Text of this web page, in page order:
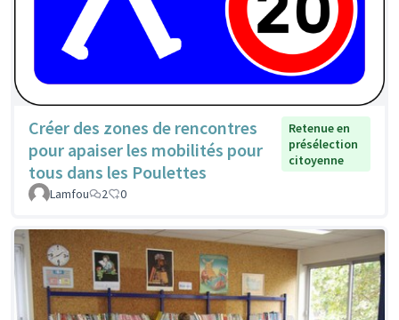
Créer des zones de rencontres
pour apaiser les mobilités pour
tous dans les Poulettes
Retenue en
présélection
citoyenne
Lamfou 2 0